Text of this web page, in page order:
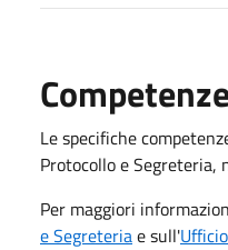
Le specifiche
Protocollo e Segreteria,
Per maggiori
e Segreteriae sull'